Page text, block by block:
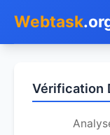
Webtask
Whois
Vérification